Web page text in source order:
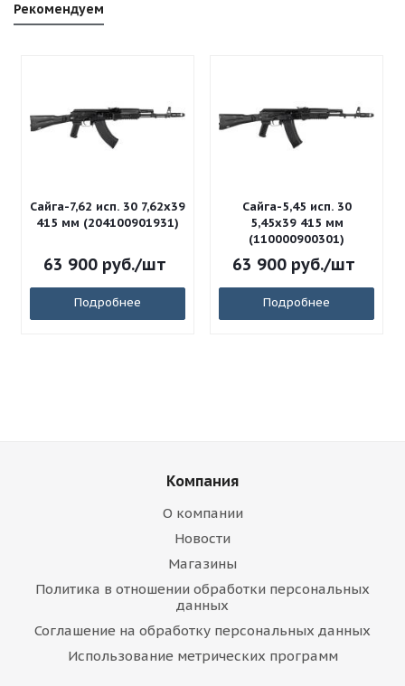
Рекомендуем
Сайга-7,62 исп. 30 7,62x39
415 мм (204100901931)
63 900руб./шт
Подробнее
Сайга-5,45 исп. 30
5,45x39 415 мм
(110000900301)
63 900руб./шт
Подробнее
Компания
О компании
Новости
Магазины
Политика в отношении обработки персональных
данных
Соглашение на обработку персональных данных
Использование метрических программ